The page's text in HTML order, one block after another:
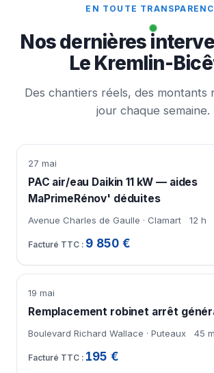
EN TOUTE
Nos dernières
Le Kremlin-
Des chantiers réels, des montants
jour chaque semaine.
27 mai
PAC air/eau Daikin 11 kW — aides
MaPrimeRénov' déduites
Avenue Charles de Gaulle · Clamart 12 h
9 850 €
19 mai
Remplacement robinet arrêt
Boulevard Richard Wallace · Puteaux 45
195 €